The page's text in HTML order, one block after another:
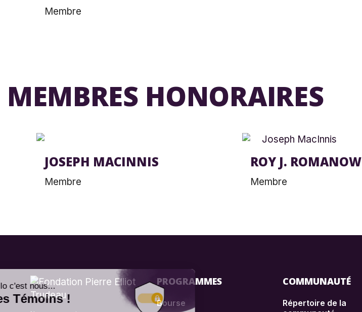
Membre
MEMBRES HONORAIRES
JOSEPH MACINNIS
Membre
ROY J. ROMANOW
Membre
PROGRAMMES
Bourse
COMMUNAUTÉ
Répertoire de la